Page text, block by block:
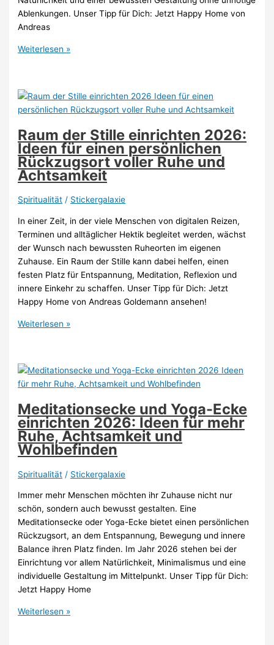
Ablenkungen. Unser Tipp für Dich: Jetzt Happy Home von
Andreas
Meditationsecke
einrichten
2026:
Ideen
für
mehr
Ruhe,
Entspannung
und
Achtsamkeit
Weiterlesen »
Raum der Stille einrichten 2026:
Ideen für einen persönlichen
Rückzugsort voller Ruhe und
Achtsamkeit
Spiritualität / Stickergalaxie
In einer Zeit, in der viele Menschen von digitalen Reizen,
Terminen und alltäglicher Hektik begleitet werden, wächst
der Wunsch nach bewussten Ruheorten im eigenen
Zuhause. Ein Raum der Stille kann dabei helfen, einen
festen Platz für Entspannung, Meditation, Reflexion und
innere Einkehr zu schaffen. Unser Tipp für Dich: Jetzt
Happy Home von Andreas Goldemann ansehen!
Raum
einrichten
2026:
Ideen
für
einen
persönlichen
Rückzugsort
voller
Ruhe
Achtsamkeit
Weiterlesen »
Meditationsecke und Yoga-Ecke
einrichten 2026: Ideen für mehr
Ruhe, Achtsamkeit und
Wohlbefinden
Spiritualität / Stickergalaxie
Immer mehr Menschen möchten ihr Zuhause nicht nur
schön, sondern auch bewusst gestalten. Eine
Meditationsecke oder Yoga-Ecke bietet einen persönlichen
Rückzugsort, an dem Entspannung, Bewegung und innere
Balance ihren Platz finden. Im Jahr 2026 stehen bei der
Einrichtung vor allem Natürlichkeit, Minimalismus und eine
individuelle Gestaltung im Mittelpunkt. Unser Tipp für Dich:
Jetzt Happy Home
Meditationsecke
Weiterlesen »